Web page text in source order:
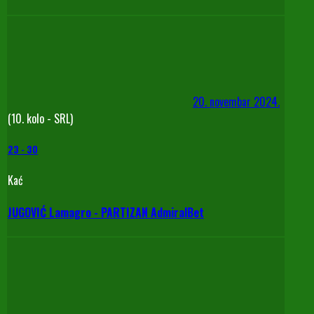
20. novembar 2024.
(10. kolo - SRL)
23 - 30
Kać
JUGOVIĆ Lamagro - PARTIZAN AdmiralBet